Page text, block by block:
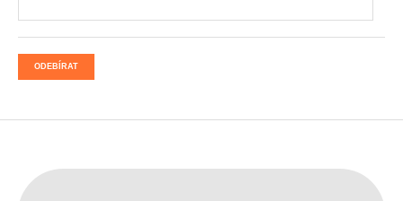
ODEBÍRAT